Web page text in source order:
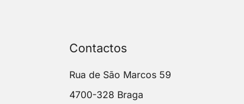
Contactos
Rua de São Marcos 59
4700-328 Braga